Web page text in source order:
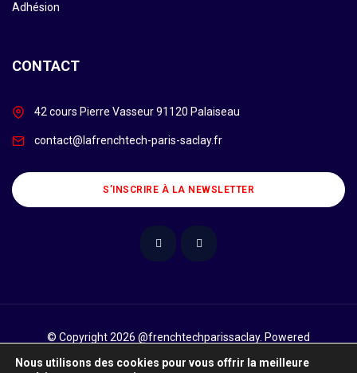
Adhésion
CONTACT
42 cours Pierre Vasseur 91120 Palaiseau
contact@lafrenchtech-paris-saclay.fr
S’INSCRIRE À LA NEWSLETTER
© Copyright 2026 @frenchtechparissaclay. Powered
Nous utilisons des cookies pour vous offrir la meilleure